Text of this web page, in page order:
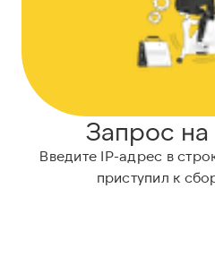
Запрос
Введите IP-адрес в
приступил к